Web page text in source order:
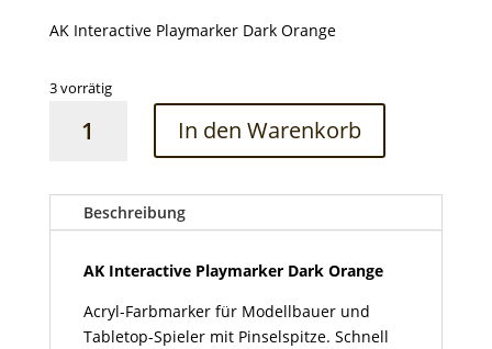
AK Interactive Playmarker Dark Orange
3 vorrätig
Interactive
Orange
Menge
In den Warenkorb
Beschreibung
AK Interactive Playmarker Dark Orange
Acryl-Farbmarker für Modellbauer und
Tabletop-Spieler mit Pinselspitze. Schnell